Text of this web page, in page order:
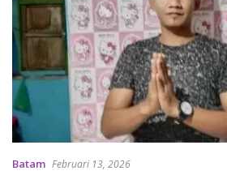
Batam Februari 13, 2026